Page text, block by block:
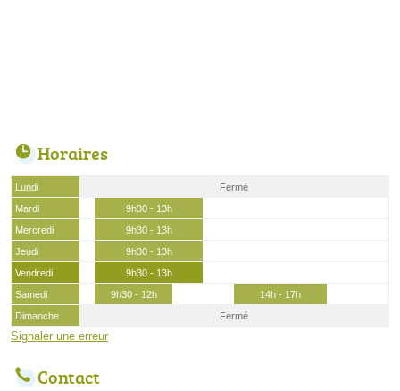
Horaires
Lundi
Fermé
Mardi
9h30 - 13h
Mercredi
9h30 - 13h
Jeudi
9h30 - 13h
Vendredi
9h30 - 13h
Samedi
9h30 - 12h
14h - 17h
Dimanche
Fermé
Signaler une erreur
Contact